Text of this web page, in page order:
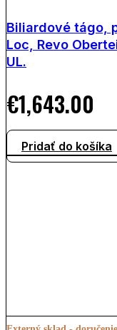
Biliardové tágo,
Loc, Revo
UL.
€1,643.00
Pridať do košíka